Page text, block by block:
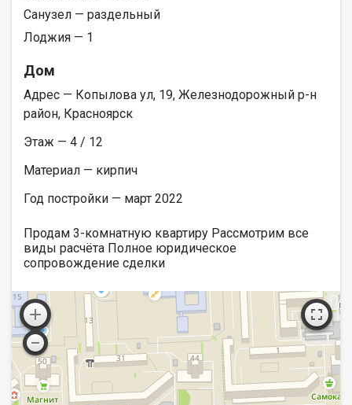
Санузел — раздельный
Лоджия — 1
Дом
Адрес — Копылова ул, 19, Железнодорожный р-н
район, Красноярск
Этаж — 4 / 12
Материал — кирпич
Год постройки — март 2022
Продам 3-комнатную квартиру Рассмотрим все
виды расчёта Полное юридическое
сопровождение сделки